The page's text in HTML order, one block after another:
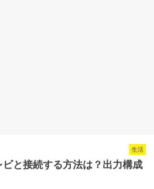
生活
と接続する方法は？出力構成